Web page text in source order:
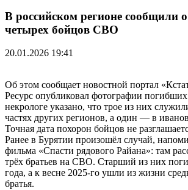
В российском регионе сообщили
четырех бойцов СВО
20.01.2026 19:41
Об этом сообщает новостной портал
Ресурс опубликовал фотографии
некрологе указано, что трое из них
частях других регионов, а один — в
Точная дата похорон бойцов не
Ранее в Бурятии произошёл случай,
фильма «Спасти рядового Райана»: там
трёх братьев на СВО. Старший из них
года, а к весне 2025-го ушли из жизни
братья.